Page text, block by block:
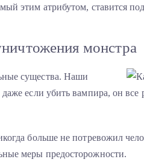
этим атрибутом, ставится
монстра
существа. Наши
если убить вампира, он все
больше не потревожил
меры предосторожности.